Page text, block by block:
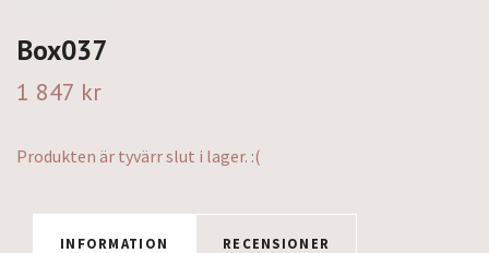
Box037
1 847 kr
Produkten är tyvärr slut i lager. :(
INFORMATION RECENSIONER